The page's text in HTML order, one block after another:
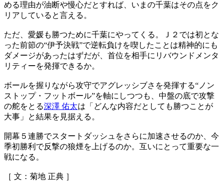
める理由が油断や慢心だとすれば、いまの千葉はその点をク
リアしていると言える。
ただ、愛媛も勝つために千葉にやってくる。Ｊ２では初とな
った前節の“伊予決戦”で逆転負けを喫したことは精神的にも
ダメージがあったはずだが、首位を相手にリバウンドメンタ
リティーを発揮できるか。
ボールを握りながら攻守でアグレッシブさを発揮する“ノン
ストップ・フットボール”を軸にしつつも、中盤の底で攻撃
の舵をとる深澤 佑太は「どんな内容だとしても勝つことが
大事」と結果を見据える。
開幕５連勝でスタートダッシュをさらに加速させるのか、今
季初勝利で反撃の狼煙を上げるのか。互いにとって重要な一
戦になる。
［ 文：菊地 正典 ］